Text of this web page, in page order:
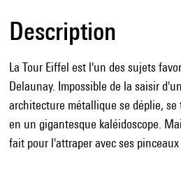
Description
La Tour Eiffel est l'un des sujets
Delaunay. Impossible de la saisir
architecture métallique se déplie, se
en un gigantesque kaléidoscope.
fait pour l'attraper avec ses pinceaux